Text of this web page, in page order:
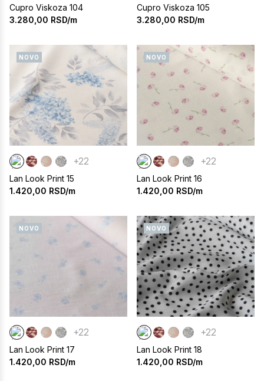
Cupro Viskoza 104
3.280,00 RSD/m
Cupro Viskoza 105
3.280,00 RSD/m
NOVO
+22
Lan Look Print 15
1.420,00 RSD/m
NOVO
+22
Lan Look Print 16
1.420,00 RSD/m
NOVO
+22
Lan Look Print 17
1.420,00 RSD/m
NOVO
+22
Lan Look Print 18
1.420,00 RSD/m